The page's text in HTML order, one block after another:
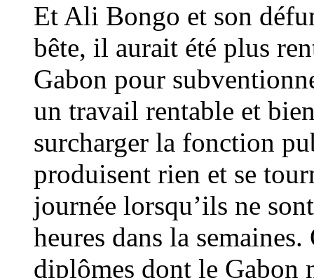
Et Ali Bongo et son
bête, il aurait été plus
Gabon pour
un travail rentable et
surcharger la fonction
produisent rien et se
journée lorsqu’ils ne
heures dans la
diplômes dont le Gabon